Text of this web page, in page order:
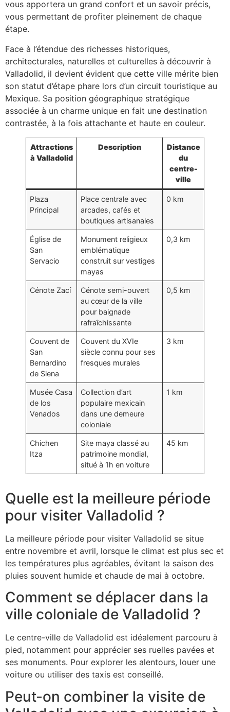
vous apportera un grand confort et un savoir précis,
vous permettant de profiter pleinement de chaque
étape.
Face à l’étendue des richesses historiques,
architecturales, naturelles et culturelles à découvrir à
Valladolid, il devient évident que cette ville mérite bien
son statut d’étape phare lors d’un circuit touristique au
Mexique. Sa position géographique stratégique
associée à un charme unique en fait une destination
contrastée, à la fois attachante et haute en couleur.
Attractions
à Valladolid
Description
Distance
du
centre-
ville
Plaza
Principal
Place centrale avec
arcades, cafés et
boutiques artisanales
0 km
Église de
San
Servacio
Monument religieux
emblématique
construit sur vestiges
mayas
0,3 km
Cénote Zací
Cénote semi-ouvert
au cœur de la ville
pour baignade
rafraîchissante
0,5 km
Couvent de
San
Bernardino
de Siena
Couvent du XVIe
siècle connu pour ses
fresques murales
3 km
Musée Casa
de los
Venados
Collection d’art
populaire mexicain
dans une demeure
coloniale
1 km
Chichen
Itza
Site maya classé au
patrimoine mondial,
situé à 1h en voiture
45 km
Quelle est la meilleure période
pour visiter Valladolid ?
La meilleure période pour visiter Valladolid se situe
entre novembre et avril, lorsque le climat est plus sec et
les températures plus agréables, évitant la saison des
pluies souvent humide et chaude de mai à octobre.
Comment se déplacer dans la
ville coloniale de Valladolid ?
Le centre-ville de Valladolid est idéalement parcouru à
pied, notamment pour apprécier ses ruelles pavées et
ses monuments. Pour explorer les alentours, louer une
voiture ou utiliser des taxis est conseillé.
Peut-on combiner la visite de